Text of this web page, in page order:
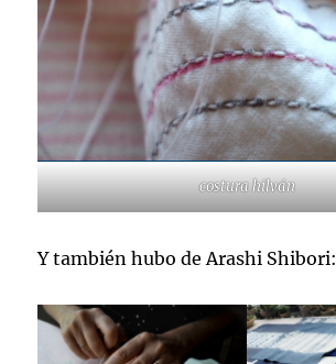
costura hilván
Y también hubo de Arashi Shibori: